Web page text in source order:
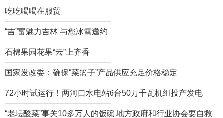
吃吃喝喝在服贸
“吉”富魅力吉林 与您冰雪邀约
石棉果园花果“云”上齐香
国家发改委：确保“菜篮子”产品供应充足价格稳定
72小时试运行！两河口水电站6台50万千瓦机组投产发电
“老坛酸菜”事关10多万人的饭碗 地方政府和行业协会要自救